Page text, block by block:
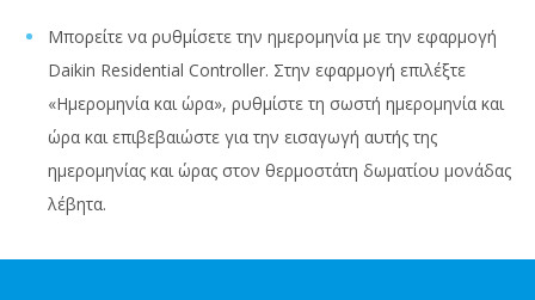
Μπορείτε να ρυθμίσετε την ημερομηνία με την εφαρμογή
Daikin Residential Controller. Στην εφαρμογή επιλέξτε
«Ημερομηνία και ώρα», ρυθμίστε τη σωστή ημερομηνία και
ώρα και επιβεβαιώστε για την εισαγωγή αυτής της
ημερομηνίας και ώρας στον θερμοστάτη δωματίου μονάδας
λέβητα.